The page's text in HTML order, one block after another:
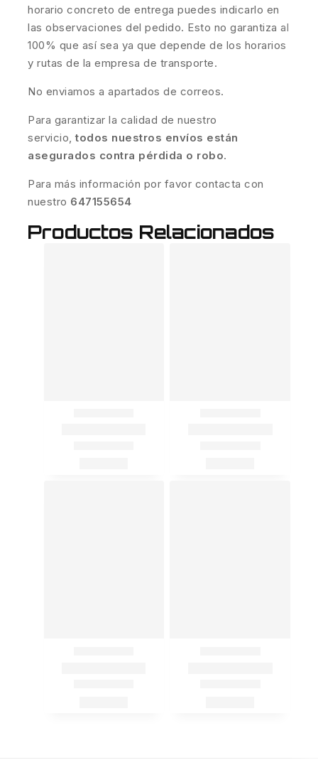
horario concreto de entrega puedes indicarlo en
las observaciones del pedido. Esto no garantiza al
100% que así sea ya que depende de los horarios
y rutas de la empresa de transporte.
No enviamos a apartados de correos.
Para garantizar la calidad de nuestro
servicio,todos nuestros envíos están
asegurados contra pérdida o robo.
Para más información por favor contacta con
nuestro 647155654
Productos Relacionados